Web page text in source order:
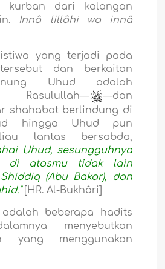
kurban dari kalangan
Innâ lillâhi wa innâ
yang terjadi pada
dan berkaitan
Uhud adalah
Rasulullah—
—dan
shahabat berlindung di
hingga Uhud pun
lantas bersabda,
Uhud, sesungguhnya
di atasmu tidak lain
(Abu Bakar), dan
[HR. Al-Bukhâri]
beberapa hadits
menyebutkan
yang menggunakan